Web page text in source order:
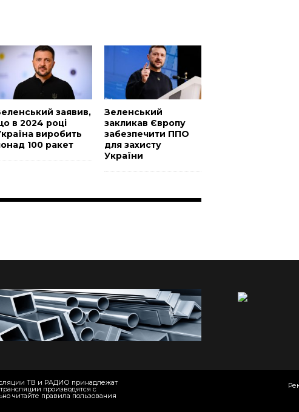
заявив,
в 2024 році
виробить
100 ракет
Зеленський
закликав Європу
забезпечити ППО
для захисту
України
ТВ и РАДИО принадлежат
производятся с
читайте правила пользования